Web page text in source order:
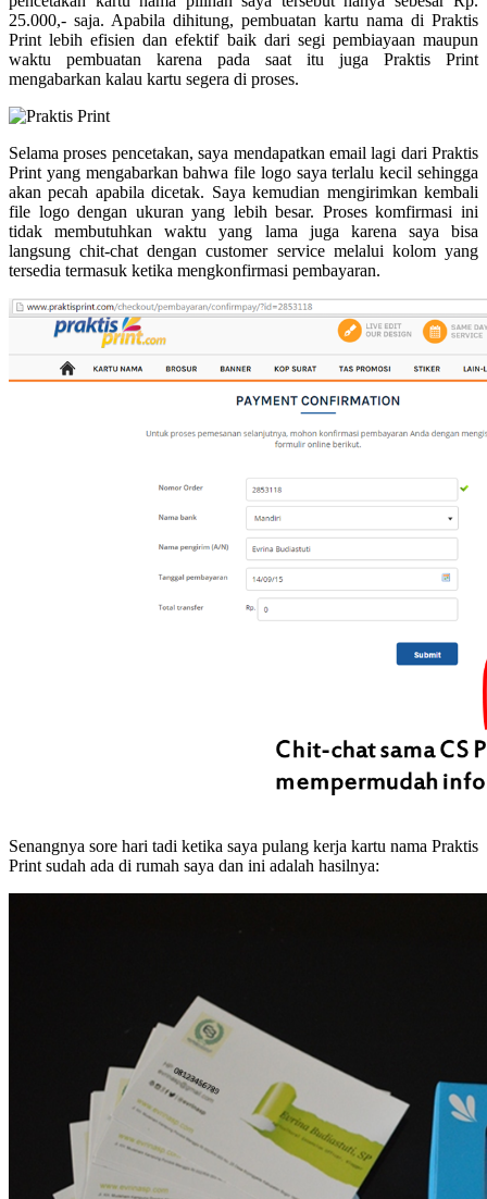
25.000,- saja. Apabila dihitung, pembuatan kartu nama di Praktis
Print lebih efisien dan efektif baik dari segi pembiayaan maupun
waktu pembuatan karena pada saat itu juga Praktis Print
mengabarkan kalau kartu segera di proses.
Selama proses pencetakan, saya mendapatkan email lagi dari Praktis
Print yang mengabarkan bahwa file logo saya terlalu kecil sehingga
akan pecah apabila dicetak. Saya kemudian mengirimkan kembali
file logo dengan ukuran yang lebih besar. Proses komfirmasi ini
tidak membutuhkan waktu yang lama juga karena saya bisa
langsung chit-chat dengan customer service melalui kolom yang
tersedia termasuk ketika mengkonfirmasi pembayaran.
Senangnya sore hari tadi ketika saya pulang kerja kartu nama Praktis
Print sudah ada di rumah saya dan ini adalah hasilnya: